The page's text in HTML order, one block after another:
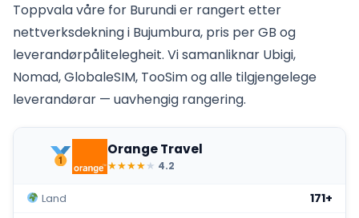
Toppvala våre for Burundi er rangert etter
nettverksdekning i Bujumbura, pris per GB og
leverandørpålitelegheit. Vi samanliknar Ubigi,
Nomad, GlobaleSIM, TooSim og alle tilgjengelege
leverandørar — uavhengig rangering.
Orange Travel
★★★★★ 4.2
Land 171+